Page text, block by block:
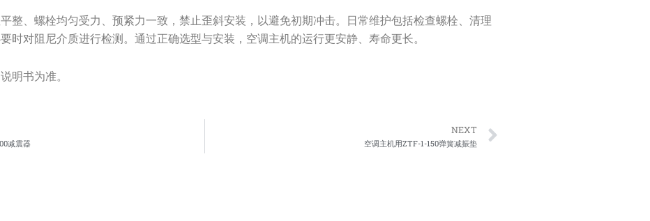
整、螺栓均匀受力、预紧力一致，禁止歪斜安装，以避免初期冲击。日常维护包括检查螺栓、清理
时对阻尼介质进行检测。通过正确选型与安装，空调主机的运行更安静、寿命更长。
明书为准。
减震器
NEXT
空调主机用ZTF-1-150弹簧减振垫